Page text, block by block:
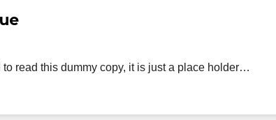
read this dummy copy, it is just a place holder…